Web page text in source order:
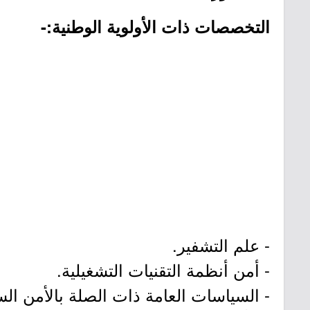
التخصصات ذات الأولوية الوطنية:-
- علم التشفير.
- أمن أنظمة التقنيات التشغيلية.
- السياسات العامة ذات الصلة بالأمن